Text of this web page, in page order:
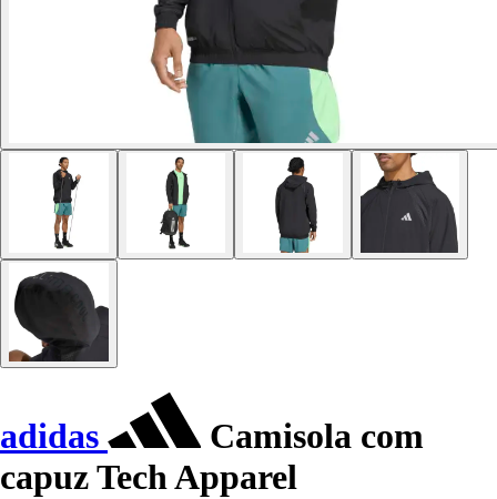
adidas
Camisola com
capuz Tech Apparel